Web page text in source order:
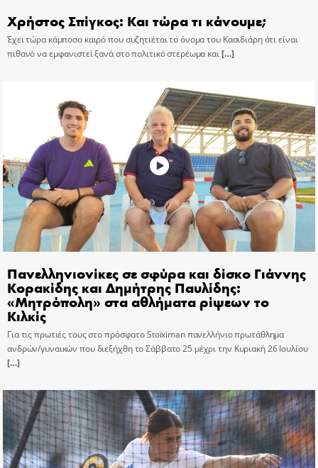
Χρήστος Σπίγκος: Και τώρα τι κάνουμε;
Έχει τώρα κάμποσο καιρό που συζητιέται το όνομα του Κασιδιάρη ότι είναι
πιθανό να εμφανιστεί ξανά στο πολιτικό στερέωμα και[…]
Πανελληνιονίκες σε σφύρα και δίσκο Γιάννης
Κορακίδης και Δημήτρης Παυλίδης:
«Μητρόπολη» στα αθλήματα ρίψεων το
Κιλκίς
Για τις πρωτιές τους στο πρόσφατο Stoiximan πανελλήνιο πρωτάθλημα
ανδρών/γυναικών που διεξήχθη το Σάββατο 25 μέχρι την Κυριακή 26 Ιουλίου
[…]